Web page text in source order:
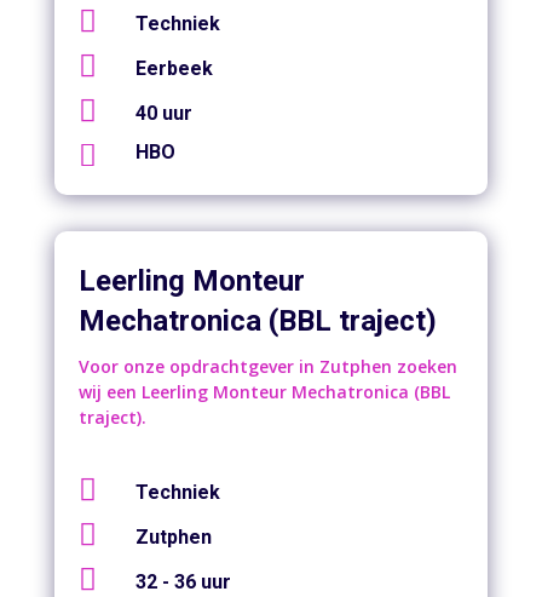
 Techniek
 Eerbeek
 40 uur
 HBO
Leerling Monteur
Mechatronica (BBL traject)
Voor onze opdrachtgever in Zutphen zoeken
wij een Leerling Monteur Mechatronica (BBL
traject).
 Techniek
 Zutphen
 32 - 36 uur